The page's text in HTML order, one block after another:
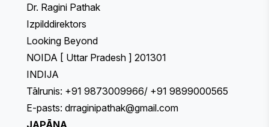
Dr. Ragini Pathak
Izpilddirektors
Looking Beyond
NOIDA [ Uttar Pradesh ] 201301
INDIJA
Tālrunis: +91 9873009966/ +91 9899000565
E-pasts: drraginipathak@gmail.com
JAPĀNA